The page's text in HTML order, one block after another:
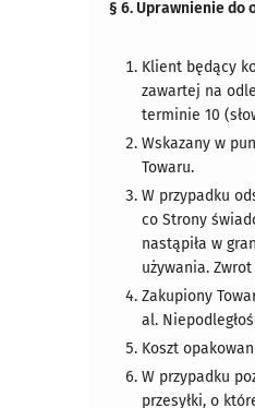
§ 6. Uprawnienie do
Klient będący
zawartej na
terminie 10
Wskazany w
Towaru.
W przypadku
co Strony
nastąpiła w
używania.
Zakupiony
al.
Koszt
W przypadku
przesyłki, o